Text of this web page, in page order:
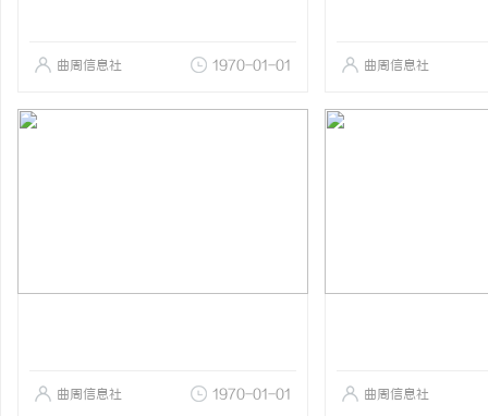
曲周信息社 1970-01-01 曲周信息社
曲周信息社 1970-01-01 曲周信息社